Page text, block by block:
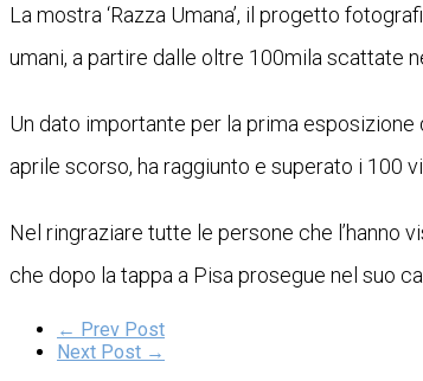
La mostra ‘Razza Umana’, il progetto
umani, a partire dalle oltre 100mila scattate
Un dato importante per la prima
aprile scorso, ha raggiunto e superato i 100
Nel ringraziare tutte le persone che l’hanno
che dopo la tappa a Pisa prosegue nel suo
← Prev Post
Next Post →